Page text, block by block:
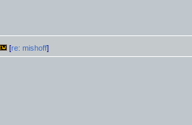
[re: mishoff]